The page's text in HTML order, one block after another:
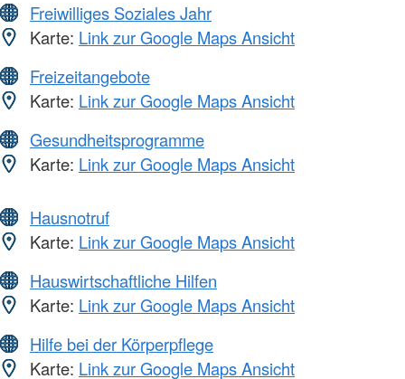
Freiwilliges Soziales Jahr
Karte: Link zur Google Maps Ansicht
Freizeitangebote
Karte: Link zur Google Maps Ansicht
Gesundheitsprogramme
Karte: Link zur Google Maps Ansicht
Hausnotruf
Karte: Link zur Google Maps Ansicht
Hauswirtschaftliche Hilfen
Karte: Link zur Google Maps Ansicht
Hilfe bei der Körperpflege
Karte: Link zur Google Maps Ansicht